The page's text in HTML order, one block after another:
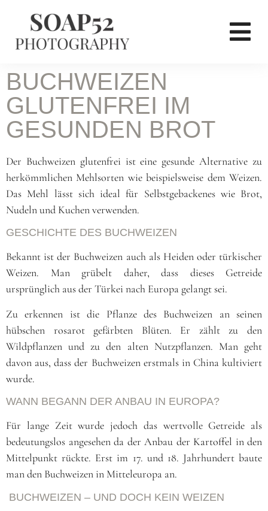
BUCHWEIZEN
GLUTENFREI IM
GESUNDEN BROT
Der Buchweizen glutenfrei ist eine gesunde Alternative zu
herkömmlichen Mehlsorten wie beispielsweise dem Weizen.
Das Mehl lässt sich ideal für Selbstgebackenes wie Brot,
Nudeln und Kuchen verwenden.
GESCHICHTE DES BUCHWEIZEN
Bekannt ist der Buchweizen auch als Heiden oder türkischer
Weizen. Man grübelt daher, dass dieses Getreide
ursprünglich aus der Türkei nach Europa gelangt sei.
Zu erkennen ist die Pflanze des Buchweizen an seinen
hübschen rosarot gefärbten Blüten. Er zählt zu den
Wildpflanzen und zu den alten Nutzpflanzen. Man geht
davon aus, dass der Buchweizen erstmals in China kultiviert
wurde.
WANN BEGANN DER ANBAU IN EUROPA?
Für lange Zeit wurde jedoch das wertvolle Getreide als
bedeutungslos angesehen da der Anbau der Kartoffel in den
Mittelpunkt rückte. Erst im 17. und 18. Jahrhundert baute
man den Buchweizen in Mitteleuropa an.
BUCHWEIZEN – UND DOCH KEIN WEIZEN